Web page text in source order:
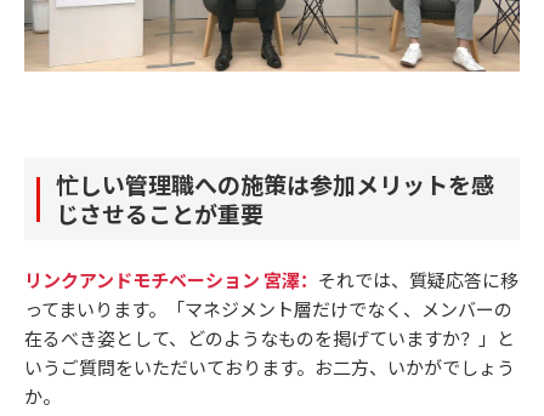
忙しい管理職への施策は参加メリットを感
じさせることが重要
リンクアンドモチベーション 宮澤： それでは、質疑応答に移
ってまいります。「マネジメント層だけでなく、メンバーの
在るべき姿として、どのようなものを掲げていますか？」と
いうご質問をいただいております。お二方、いかがでしょう
か。